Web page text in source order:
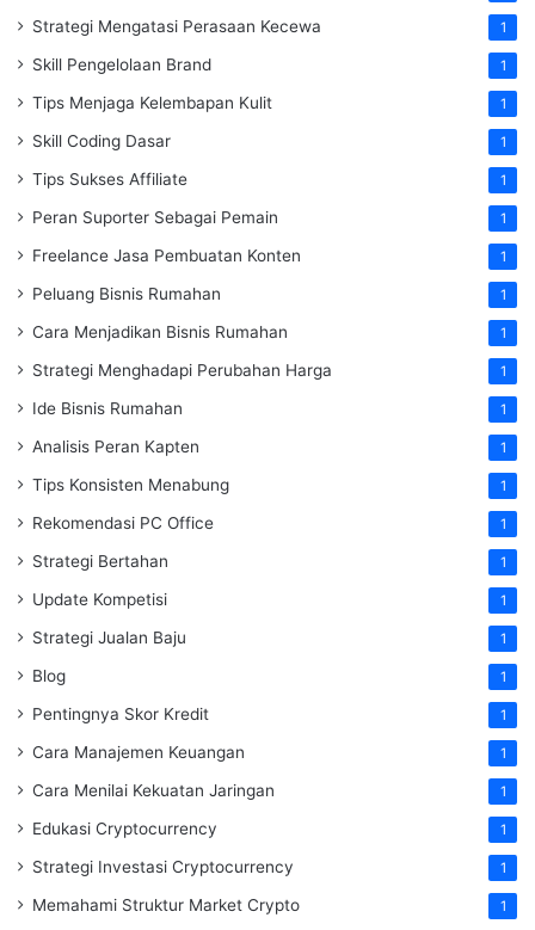
Strategi Mengatasi Perasaan Kecewa 1
Skill Pengelolaan Brand 1
Tips Menjaga Kelembapan Kulit 1
Skill Coding Dasar 1
Tips Sukses Affiliate 1
Peran Suporter Sebagai Pemain 1
Freelance Jasa Pembuatan Konten 1
Peluang Bisnis Rumahan 1
Cara Menjadikan Bisnis Rumahan 1
Strategi Menghadapi Perubahan Harga 1
Ide Bisnis Rumahan 1
Analisis Peran Kapten 1
Tips Konsisten Menabung 1
Rekomendasi PC Office 1
Strategi Bertahan 1
Update Kompetisi 1
Strategi Jualan Baju 1
Blog 1
Pentingnya Skor Kredit 1
Cara Manajemen Keuangan 1
Cara Menilai Kekuatan Jaringan 1
Edukasi Cryptocurrency 1
Strategi Investasi Cryptocurrency 1
Memahami Struktur Market Crypto 1